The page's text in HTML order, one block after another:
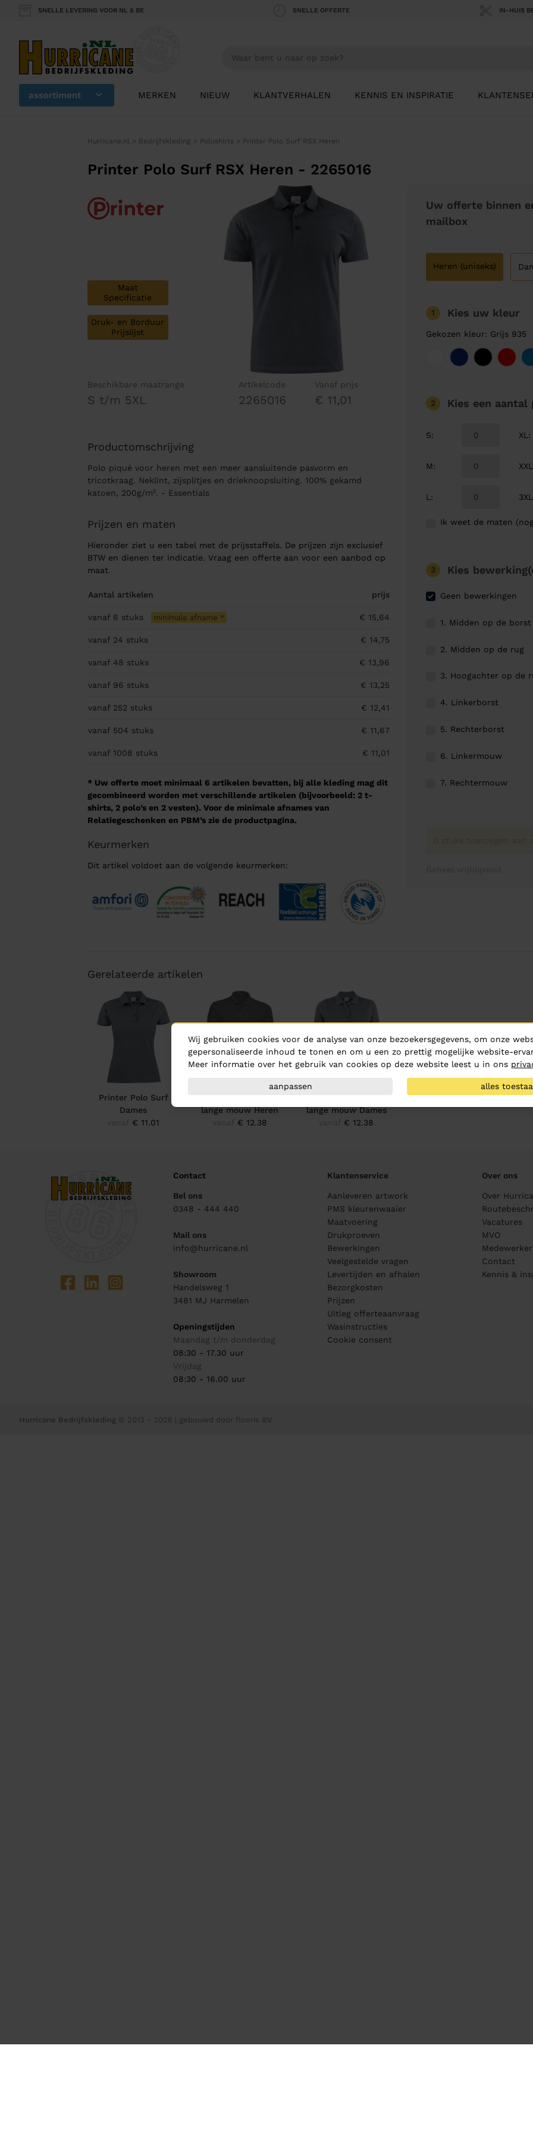
SNELLE LEVERING VOOR NL & BE SNELLE OFFERTE IN-HUIS
assortiment MERKEN NIEUW KLANTVERHALEN KENNIS EN INSPIRATIE
Hurricane.nl > Bedrijfskleding > Poloshirts > Printer Polo Surf RSX Heren
Printer Polo Surf RSX Heren - 2265016
Maat
Specificatie
Druk- en Borduur
Prijslijst
Beschikbare maatrange
S t/m 5XL
Artikelcode
2265016
Vanaf prijs
€ 11,01
Productomschrijving
Polo piqué voor heren met een meer aansluitende pasvorm en
tricotkraag. Neklint, zijsplitjes en drieknoopsluiting. 100% gekamd
katoen, 200g/m². - Essentials
Prijzen en maten
Hieronder ziet u een tabel met de prijsstaffels. De prijzen zijn exclusief
BTW en dienen ter indicatie. Vraag een offerte aan voor een aanbod op
maat.
Aantal artikelen prijs
vanaf 6 stuks minimale afname * € 15,64
vanaf 24 stuks € 14,75
vanaf 48 stuks € 13,96
vanaf 96 stuks € 13,25
vanaf 252 stuks € 12,41
vanaf 504 stuks € 11,67
vanaf 1008 stuks € 11,01
* Uw offerte moet minimaal 6 artikelen bevatten, bij alle kleding mag dit
gecombineerd worden met verschillende artikelen (bijvoorbeeld: 2 t-
shirts, 2 polo’s en 2 vesten). Voor de minimale afnames van
Relatiegeschenken en PBM’s zie de productpagina.
Keurmerken
Dit artikel voldoet aan de volgende keurmerken:
Uw offerte binnen
mailbox
Heren (uniseks)
1 Kies uw kleur
Gekozen kleur: Grijs 935
2 Kies een aantal
S:
M:
L :
XL :
XXL
3XL
Ik weet de maten
3 Kies
Geen bewerkingen
1. Midden op de borst
2. Midden op de rug
3. Hoogachter op de
4. Linkerborst
5. Rechterborst
6. Linkermouw
7. Rechtermouw
Gerelateerde artikelen
Printer Polo Surf
Dames
€ 11.01
lange mouw Heren
€ 12.38
lange mouw Dames
€ 12.38
Contact
Bel ons
0348 - 444 440
Mail ons
info@hurricane.nl
Showroom
Handelsweg 1
3481 MJ Harmelen
Openingstijden
Maandag t/m donderdag
08:30 - 17.30 uur
Vrijdag
08:30 - 16.00 uur
Klantenservice
Aanleveren artwork
PMS kleurenwaaier
Maatvoering
Drukproeven
Bewerkingen
Veelgestelde vragen
Levertijden en afhalen
Bezorgkosten
Prijzen
Uitleg offerteaanvraag
Wasinstructies
Cookie consent
Over ons
Over
Vacatures
MVO
Contact
Kennis &
Hurricane Bedrijfskleding © 2013 - 2026 | gebouwd door flooris B.V.
Wij gebruiken cookies voor de analyse van onze bezoekersgegevens, om onze
gepersonaliseerde inhoud te tonen en om u een zo prettig mogelijke website-
Meer informatie over het gebruik van cookies op deze website leest u in ons
aanpassen alles